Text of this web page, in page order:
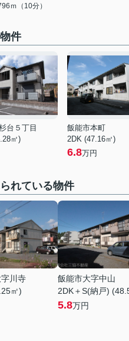
ｍ（10分）
件
台５丁目
㎡)
飯能市本町
2DK (47.16㎡)
6.8万円
れている物件
川寺
㎡)
飯能市大字中山
2DK＋S(納戸)
5.8万円